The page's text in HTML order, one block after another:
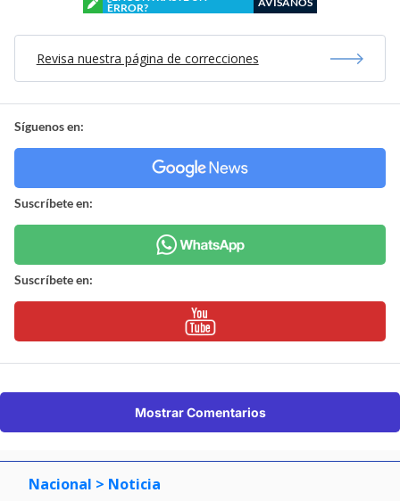
ERROR?
Revisa nuestra página de correcciones
Síguenos en:
Suscríbete en:
Suscríbete en:
Mostrar Comentarios
Nacional > Noticia